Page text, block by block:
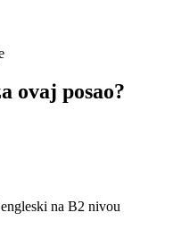
ovaj posao?
na B2 nivou